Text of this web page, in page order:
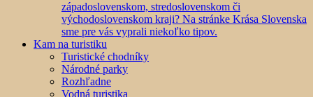
západoslovenskom, stredoslovenskom či
východoslovenskom kraji? Na stránke Krása Slovenska
sme pre vás vyprali niekoľko tipov.
Kam na turistiku
Turistické chodníky
Národné parky
Rozhľadne
Vodná turistika